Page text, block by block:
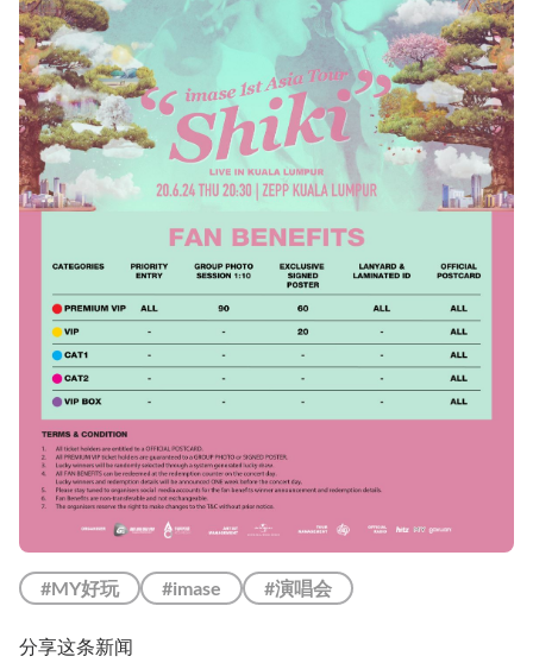
#MY好玩 #imase #演唱会
分享这条新闻